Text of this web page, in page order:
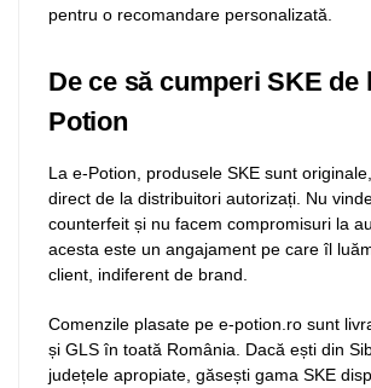
pentru o recomandare personalizată.
De ce să cumperi SKE de
Potion
La e-Potion, produsele SKE sunt
direct de la distribuitori autorizați. Nu
counterfeit și nu facem compromisuri la
acesta este un angajament pe care îl
client, indiferent de brand.
Comenzile plasate pe e-potion.ro sunt
și GLS în toată România. Dacă ești din
județele apropiate, găsești gama SKE